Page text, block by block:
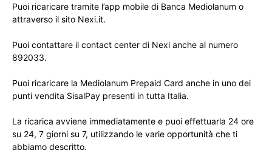
Puoi ricaricare tramite l’app mobile di Banca Mediolanum o
attraverso il sito Nexi.it.
Puoi contattare il contact center di Nexi anche al numero
892033.
Puoi ricaricare la Mediolanum Prepaid Card anche in uno dei
punti vendita SisalPay presenti in tutta Italia.
La ricarica avviene immediatamente e puoi effettuarla 24 ore
su 24, 7 giorni su 7, utilizzando le varie opportunità che ti
abbiamo descritto.